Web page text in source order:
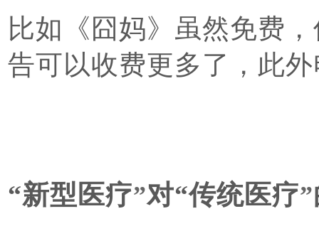
比如《囧妈》虽然免费
告可以收费更多了，此
“新型医疗”对“传统医疗”